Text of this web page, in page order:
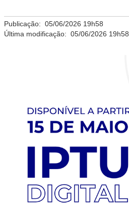
Publicação: 05/06/2026 19h58
Última modificação: 05/06/2026 19h58